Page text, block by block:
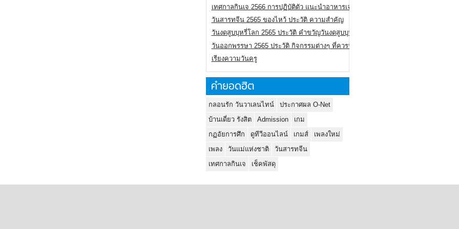
เทศกาลกินเจ 2566 การปฏิบัติตัว แนะนำอาหารเจ
วันสารทจีน 2565 ของไหว้ ประวัติ ความสำคัญ
วันงดสูบบุหรี่โลก 2565 ประวัติ คำขวัญวันงดสูบบุหรี่โลก
วันออกพรรษา 2565 ประวัติ กิจกรรมต่างๆ ที่ควรปฏิบัติ
เรียงความวันครู
คำยอดฮิต
กลอนรัก วันวาเลนไทน์
ประกาศผล O-Net
บ้านเดี่ยว รังสิต
Admission
เกม
กฏอัยการศึก
ดูทีวีออนไลน์ เกมส์
เพลงใหม่
เพลง
วันแม่แห่งชาติ
วันสารทจีน
เทศกาลกินเจ
เช็คพัสดุ